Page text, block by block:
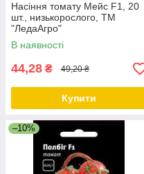
Насіння томату Мейс F1, 20
шт., низькорослого, ТМ
"ЛедаАгро"
В наявності
44,28 ₴ 49,20 ₴
Купити
–10%